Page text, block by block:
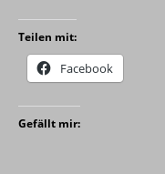
Teilen mit:
Facebook
Gefällt mir: